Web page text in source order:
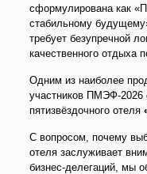
сформулирована как
стабильному
требует безупречной
качественного отдыха
Одним из наиболее
участников ПМЭФ-2026
пятизвёздочного отеля
С вопросом, почему
отеля заслуживает
бизнес-делегаций, мы